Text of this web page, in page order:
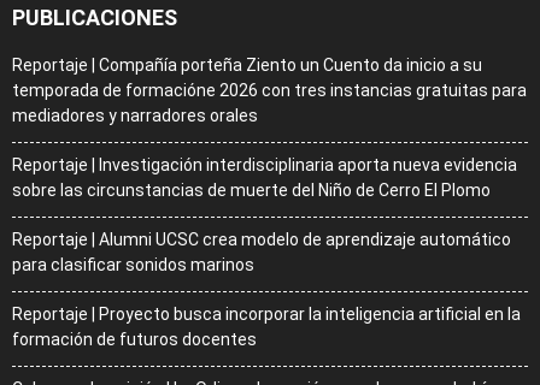
PUBLICACIONES
Reportaje | Compañía porteña Ziento un Cuento da inicio a su
temporada de formacióne 2026 con tres instancias gratuitas para
mediadores y narradores orales
Reportaje | Investigación interdisciplinaria aporta nueva evidencia
sobre las circunstancias de muerte del Niño de Cerro El Plomo
Reportaje | Alumni UCSC crea modelo de aprendizaje automático
para clasificar sonidos marinos
Reportaje | Proyecto busca incorporar la inteligencia artificial en la
formación de futuros docentes